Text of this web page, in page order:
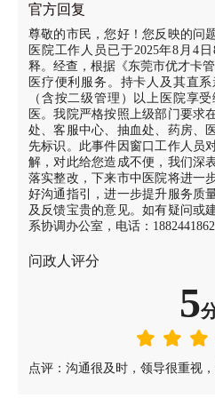
官方回复
尊敬的市民，您好！您反映的问
医院工作人员已于2025年8月4
释。经查，根据《东莞市优才卡
医疗便利服务。持卡人及其直
（含按二级管理）以上医院享
医。我院严格按照上级部门要求
处、客服中心、抽血处、药房、
先标识。此事件因窗口工作人员
解，对此给您造成不便，我们深
落实整改，下来市中医院将进一
好沟通指引，进一步提升服务质
及反馈宝贵的意见。如有疑问或
系协调办公室，电话：
问政人评分
5
点评：沟通很及时，领导很重视